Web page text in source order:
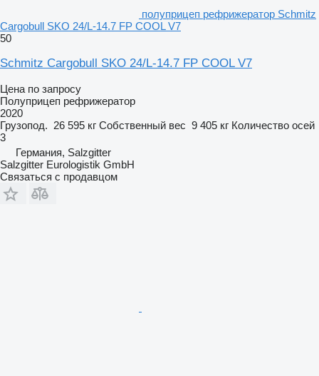
полуприцеп рефрижератор Schmitz
Cargobull SKO 24/L-14.7 FP COOL V7
50
Schmitz Cargobull SKO 24/L-14.7 FP COOL V7
Цена по запросу
Полуприцеп рефрижератор
2020
Грузопод. 26 595 кг Собственный вес 9 405 кг Количество осей
3
Германия, Salzgitter
Salzgitter Eurologistik GmbH
Связаться с продавцом